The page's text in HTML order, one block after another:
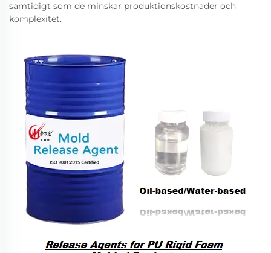
samtidigt som de minskar produktionskostnader och
komplexitet.